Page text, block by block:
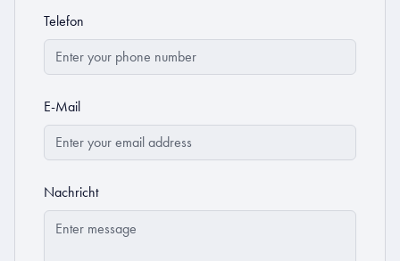
Telefon
E-Mail
Nachricht